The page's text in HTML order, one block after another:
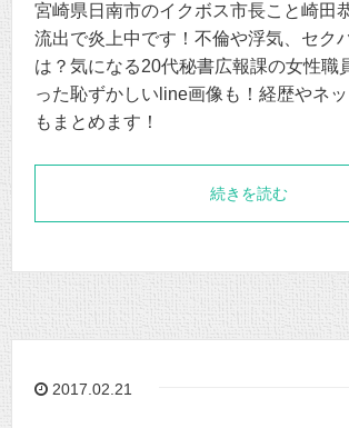
宮崎県日南市のイクボス市長こと崎田
流出で炎上中です！不倫や浮気、セク
は？気になる20代秘書広報課の女性職
った恥ずかしいline画像も！経歴やネ
もまとめます！
続きを読む
2017.02.21